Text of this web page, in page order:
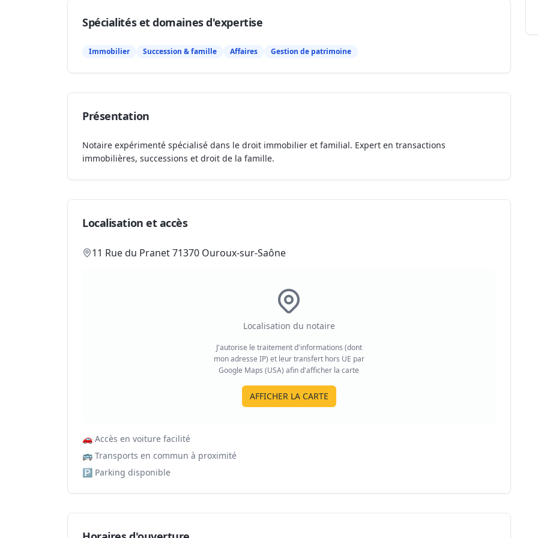
Spécialités et domaines d'expertise
Immobilier Succession & famille Affaires Gestion de patrimoine
Présentation
Notaire expérimenté spécialisé dans le droit immobilier et familial. Expert en transactions
immobilières, successions et droit de la famille.
Localisation et accès
11 Rue du Pranet 71370 Ouroux-sur-Saône
Localisation du notaire
J'autorise le traitement d'informations (dont
mon adresse IP) et leur transfert hors UE par
Google Maps (USA) afin d'afficher la carte
AFFICHER LA CARTE
🚗 Accès en voiture facilité
🚌 Transports en commun à proximité
🅿️ Parking disponible